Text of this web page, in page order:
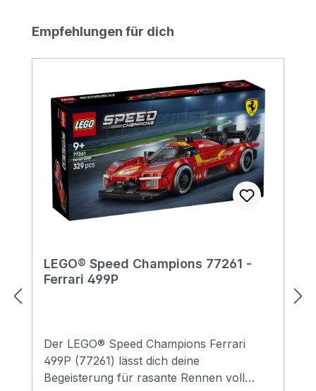
Produktgalerie überspringen
Empfehlungen für dich
LEGO® Speed Champions 77261 -
Ferrari 499P
Der LEGO® Speed Champions Ferrari
499P (77261) lässt dich deine
Begeisterung für rasante Rennen voll